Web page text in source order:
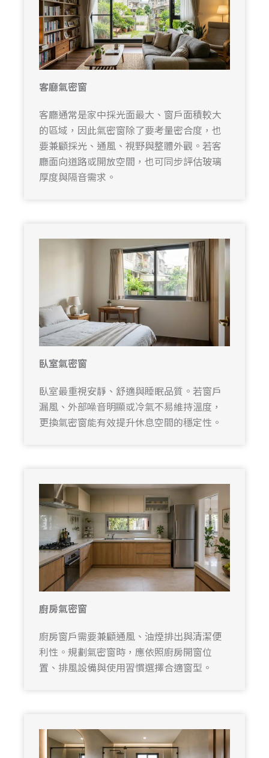
客廳氣密窗
客廳通常是家中採光面最大、窗戶面積較大
的區域，因此氣密窗除了要考量密合度，也
要兼顧採光、通風、視野與整體外觀。若客
廳面向道路或開放空間，也可同步評估玻璃
厚度與隔音需求。
臥室氣密窗
臥室最重視安靜、舒適與睡眠品質。若窗戶
漏風、外部噪音明顯或冷氣不易維持溫度，
更換氣密窗能有效提升休息空間的穩定性。
廚房氣密窗
廚房窗戶需要兼顧通風、油煙排出與清潔便
利性。規劃氣密窗時，應依照廚房開窗位
置、排風設備與使用習慣選擇合適窗型。